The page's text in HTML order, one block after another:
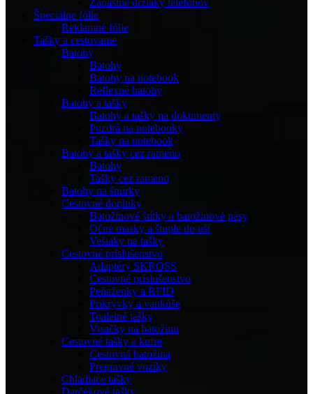
Zápästné držiaky telefónov
Špeciálne fólie
Reklamné fólie
Tašky a cestovanie
Batohy
Batohy
Batohy na notebook
Reflexné batohy
Batohy a tašky
Batohy a tašky na dokumenty
Puzdrá na notebooky
Tašky na notebook
Batohy a tašky cez rameno
Batohy
Tašky cez rameno
Batohy na šnúrky
Cestovné doplnky
Batožinové štítky a batožinové pásy
Očné masky a štuple do uší
Vešiaky na tašky
Cestovné príslušenstvo
Adaptéry SKROSS
Cestovné príslušenstvo
Peňaženky a RFID
Prikrývky a vankúše
Toaletné tašky
Visačky na batožinu
Cestovné tašky a kufre
Cestovná batožina
Prepravné vozíky
Chladiace tašky
Darčekové tašky